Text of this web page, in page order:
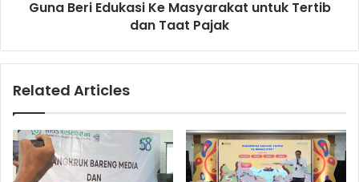
p
a
F
o
r
G
a
r
O
Guna Beri Edukasi Ke Masyarakat untuk Tertib
dan Taat Pajak
Related Articles